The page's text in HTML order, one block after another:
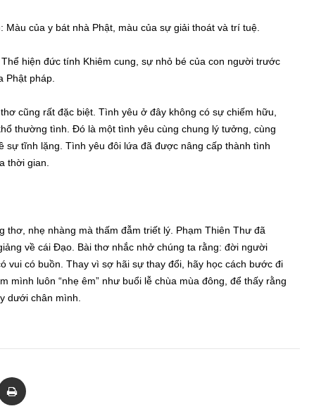
Màu của y bát nhà Phật, màu của sự giải thoát và trí tuệ.
hiện đức tính Khiêm cung, sự nhỏ bé của con người trước
Phật pháp.
thơ cũng rất đặc biệt. Tình yêu ở đây không có sự chiếm hữu,
thường tình. Đó là một tình yêu cùng chung lý tưởng, cùng
sự tĩnh lặng. Tình yêu đôi lứa đã được nâng cấp thành tình
thời gian.
thơ, nhẹ nhàng mà thấm đẫm triết lý. Phạm Thiên Thư đã
về cái Đạo. Bài thơ nhắc nhở chúng ta rằng: đời người
vui có buồn. Thay vì sợ hãi sự thay đổi, hãy học cách bước đi
mình luôn “nhẹ êm” như buổi lễ chùa mùa đông, để thấy rằng
dưới chân mình.